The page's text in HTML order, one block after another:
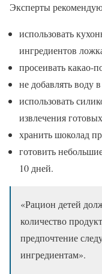
Эксперты
использовать
ингредиентов
просеивать какао-
не добавлять воду
использовать
извлечения
хранить шоколад
готовить
10 дней.
«Рацион детей
количество
предпочтение
ингредиентам».